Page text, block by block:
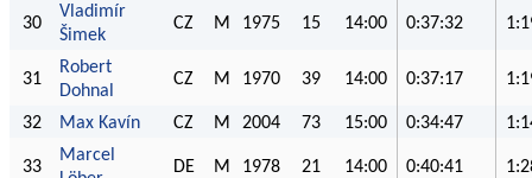
30
Vladimír
Šimek
CZ M 1975 15 14:00 0:37:32
31
Robert
Dohnal
CZ M 1970 39 14:00 0:37:17
32 Max Kavín CZ M 2004 73 15:00 0:34:47
33
Marcel
DE M 1978 21 14:00 0:40:41